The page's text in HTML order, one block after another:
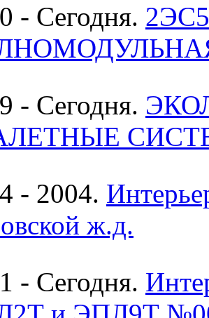
- Сегодня.
- Сегодня.
- 2004.
ж.д.
- Сегодня.